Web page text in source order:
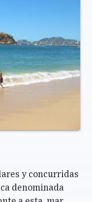
y concurridas
denominada